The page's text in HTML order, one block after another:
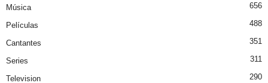
Música 656
Películas 488
Cantantes 351
Series 311
Television 290